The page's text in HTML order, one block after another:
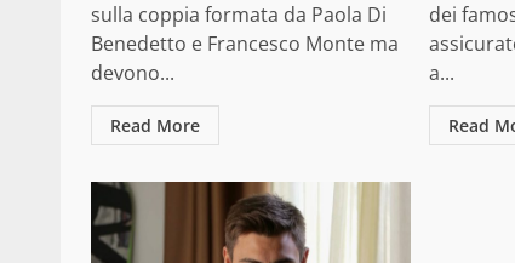
sulla coppia formata da Paola Di
Benedetto e Francesco Monte ma
devono...
Read More
dei
a...
Read